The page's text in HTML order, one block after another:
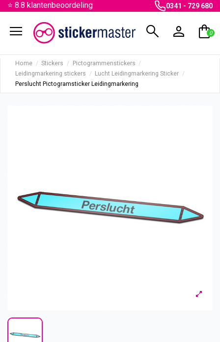
⭐ 8.8 klantenbeoordeling 0341 - 729 680
menu search person shopping_bag
0
Home Stickers
Pictogrammenstickers
Leidingmarkering stickers
Lucht Leidingmarkering Sticker
Perslucht Pictogramsticker Leidingmarkering